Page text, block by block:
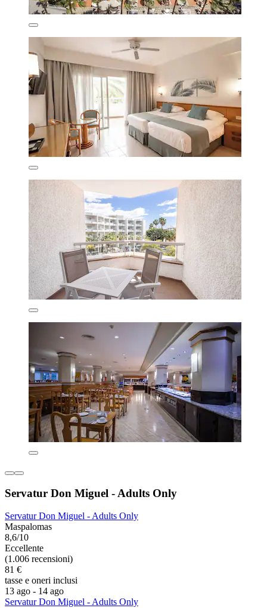
Servatur Don Miguel - Adults Only
Servatur Don Miguel - Adults Only
Maspalomas
8,6/10
Eccellente
(1.006 recensioni)
81 €
tasse e oneri inclusi
13 ago - 14 ago
Servatur Don Miguel - Adults Only